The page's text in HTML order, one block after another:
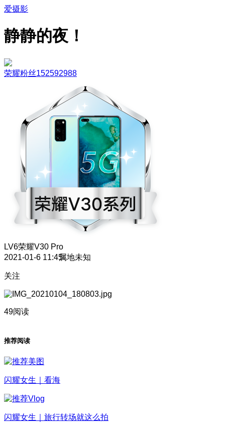
爱摄影
静静的夜！
荣耀粉丝152592988
LV6荣耀V30 Pro
2021-01-6 11:45属地未知
关注
49阅读
推荐阅读
闪耀女生｜看海
闪耀女生｜旅行转场就这么拍